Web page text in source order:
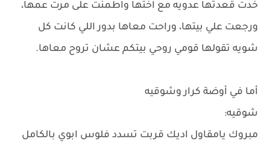
خدت قعدتها عدويه مع اختها واطمنت على مرت عمها،
ورجعت علي بيتها، وراحت معاها بدور اللي كانت كل
شويه تقولها قومي روحي بيتكم عشان تروح معاها.
أما في أوضة كرار وشوقيه
شوقيه:
مبروك يامقاول اديك قربت تسدد فلوس ابوي بالكامل